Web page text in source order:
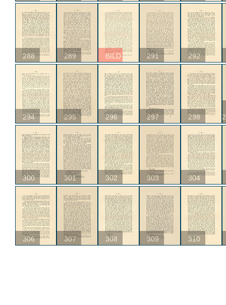
288 289 BILD 291 292
294 295 296 297 298
300 301 302 303 304
306 307 308 309 310